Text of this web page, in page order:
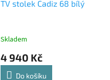
TV stolek Cadiz 68 bílý
Skladem
4 940 Kč
Do košíku